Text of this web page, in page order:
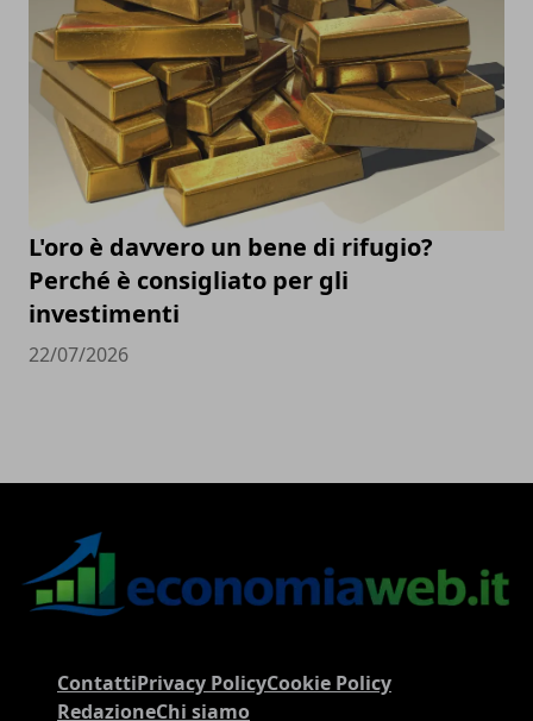
L'oro è davvero un bene di rifugio?
Perché è consigliato per gli
investimenti
22/07/2026
ContattiPrivacy PolicyCookie Policy
RedazioneChi siamo